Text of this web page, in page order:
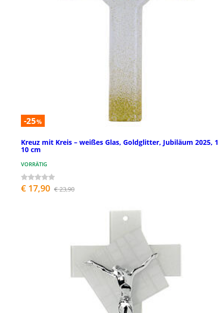
-25%
Kreuz mit Kreis – weißes Glas, Goldglitter, Jubiläum 2025,
10 cm
VORRÄTIG
€ 17,90 € 23,90